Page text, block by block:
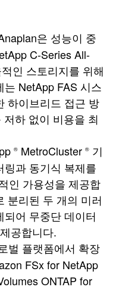
은 성능이 중
C-Series All-
인 스토리지를 위해
NetApp FAS 시스
하이브리드 접근 방
하 없이 비용을 최
® MetroCluster ® 기
과 동기식 복제를
인 가용성을 제공합
분리된 두 개의 미러
어 무중단 데이터
공합니다.
벌 플랫폼에서 확장
FSx for NetApp
ONTAP for